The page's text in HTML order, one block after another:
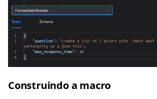
Construindo a macro